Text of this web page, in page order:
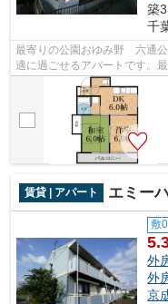
築
千
最寄りの公園おゆみ野 六通
適に過ごせるアパートです。
途や行き先に応じて使い分ける
賃貸 | アパート エミー
敷0
外
外
京